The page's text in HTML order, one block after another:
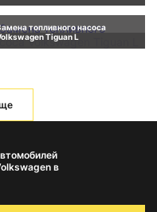
топливного насоса
Tiguan L
в